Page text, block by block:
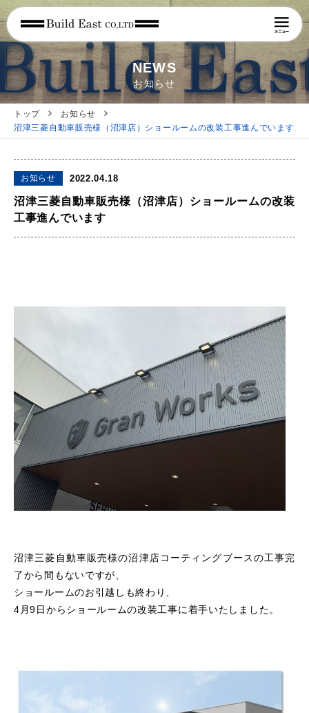
NEWS
お知らせ
トップ
お知らせ
沼津三菱自動車販売様（沼津店）ショールームの改装工事進んでいます
お知らせ 2022.04.18
沼津三菱自動車販売様（沼津店）ショールームの改装
工事進んでいます
沼津三菱自動車販売様の沼津店コーティングブースの工事完
了から間もないですが、
ショールームのお引越しも終わり、
4月9日からショールームの改装工事に着手いたしました。